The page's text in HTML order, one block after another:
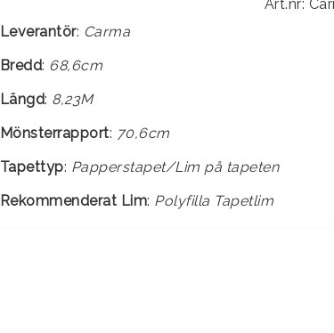
Art.nr:
Leverantör: Carma
Bredd: 68,6cm
Längd: 8,23M
Mönsterrapport: 70,6cm
Tapettyp:
Rekommenderat Lim: Polyfilla Tapetlim